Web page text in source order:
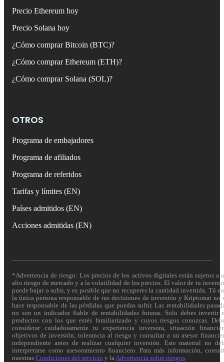
Precio Ethereum hoy
Precio Solana hoy
¿Cómo comprar Bitcoin (BTC)?
¿Cómo comprar Ethereum (ETH)?
¿Cómo comprar Solana (SOL)?
OTROS
Programa de embajadores
Programa de afiliados
Programa de referidos
Tarifas y límites (EN)
Países admitidos (EN)
Acciones admitidas (EN)
*Advertencia de riesgo: Los precios de los activos digitales están sujetos a
alto riesgo de mercado y a la volatilidad de los precios. El valor de tu
puede bajar o subir, y es posible que no recuperes la cantidad invertida. Tú
la única persona responsable de tus decisiones de inversión y Kriptomat no
hace responsable de las pérdidas que puedas sufrir. Las rentabilidades
no son un indicador fiable de rentabilidades futuras. Solo debes invertir
productos con los que estés familiarizado y cuyos riesgos conozcas.
considerar cuidadosamente tu experiencia inversora, situación
objetivos de inversión, tolerancia al riesgo y consultar a un asesor
independiente antes de realizar cualquier inversión. Este material no
interpretarse como asesoramiento financiero. Para más información,
nuestras Condiciones del servicio y la Advertencia sobre riesgos